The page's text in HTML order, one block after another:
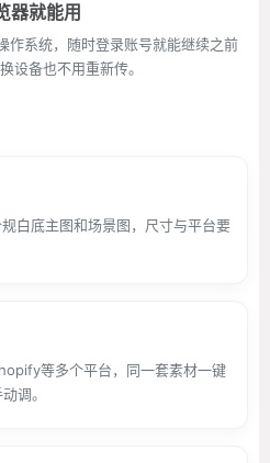
器就能用
作系统，随时登录账号就能继续之前
设备也不用重新传。
白底主图和场景图，尺寸与平台要
等多个平台，同一套素材一键
调。